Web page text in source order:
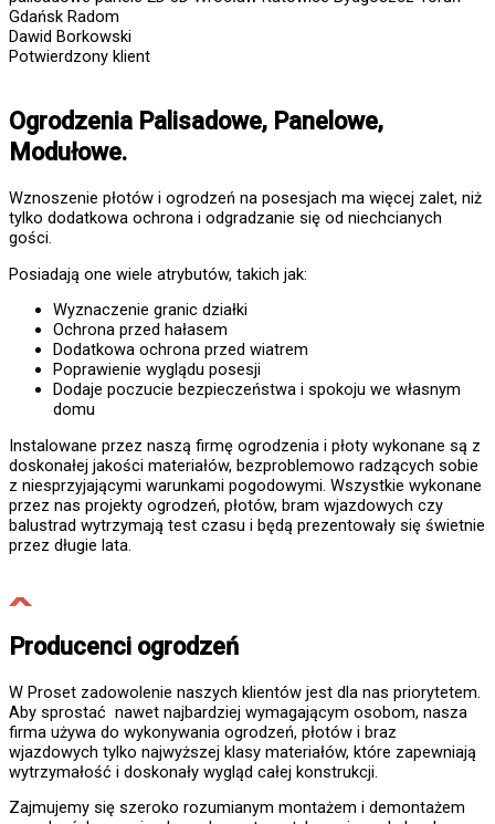
Dawid Borkowski
Potwierdzony klient
Ogrodzenia Palisadowe, Panelowe,
Modułowe.
Wznoszenie płotów i ogrodzeń na posesjach ma więcej zalet, niż
tylko dodatkowa ochrona i odgradzanie się od niechcianych
gości.
Posiadają one wiele atrybutów, takich jak:
Wyznaczenie granic działki
Ochrona przed hałasem
Dodatkowa ochrona przed wiatrem
Poprawienie wyglądu posesji
Dodaje poczucie bezpieczeństwa i spokoju we własnym
domu
Instalowane przez naszą firmę ogrodzenia i płoty wykonane są z
doskonałej jakości materiałów, bezproblemowo radzących sobie
z niesprzyjającymi warunkami pogodowymi. Wszystkie wykonane
przez nas projekty ogrodzeń, płotów, bram wjazdowych czy
balustrad wytrzymają test czasu i będą prezentowały się świetnie
przez długie lata.
Producenci ogrodzeń
W Proset zadowolenie naszych klientów jest dla nas priorytetem.
Aby sprostać nawet najbardziej wymagającym osobom, nasza
firma używa do wykonywania ogrodzeń, płotów i braz
wjazdowych tylko najwyższej klasy materiałów, które zapewniają
wytrzymałość i doskonały wygląd całej konstrukcji.
Zajmujemy się szeroko rozumianym montażem i demontażem